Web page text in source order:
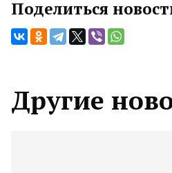
Поделиться
Другие